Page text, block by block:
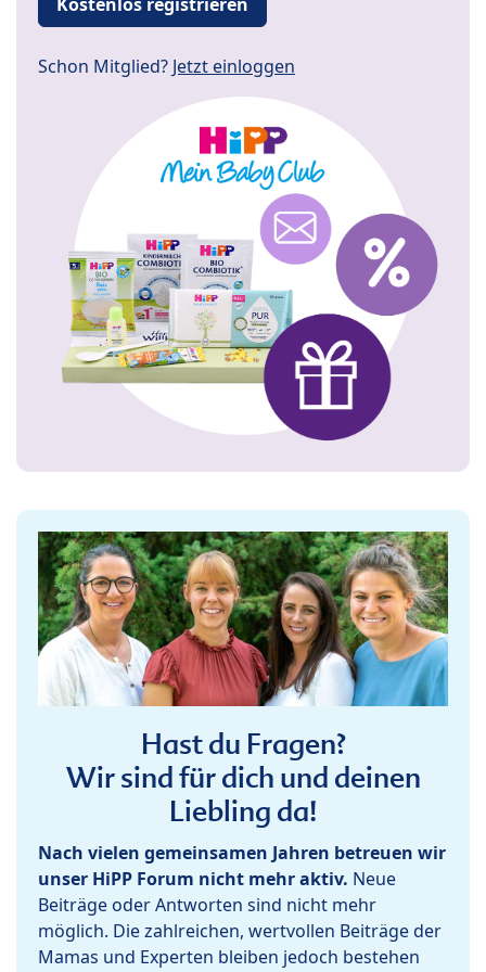
Schon Mitglied? Jetzt einloggen
Hast du Fragen?
Wir sind für dich und deinen
Liebling da!
Nach vielen gemeinsamen Jahren betreuen wir
unser HiPP Forum nicht mehr aktiv. Neue
Beiträge oder Antworten sind nicht mehr
möglich. Die zahlreichen, wertvollen Beiträge der
Mamas und Experten bleiben jedoch bestehen